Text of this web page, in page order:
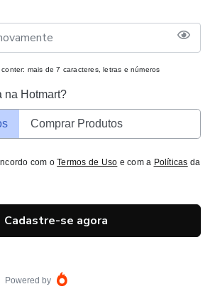
mais de 7 caracteres, letras e números
na Hotmart?
Comprar Produtos
com oTermos de Uso e com a Políticas da
Cadastre-se agora
Powered by